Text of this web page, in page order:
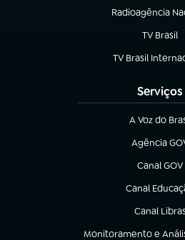
Radioagência
(abre em nova
TV Brasil
(abre em
TV Brasil
(abre em nova
Serviços
A Voz do
(abre em
Agência
(abre em
Canal GOV
(abre em
Canal
(abre em nova
Canal
(abre em
Monitoramento e